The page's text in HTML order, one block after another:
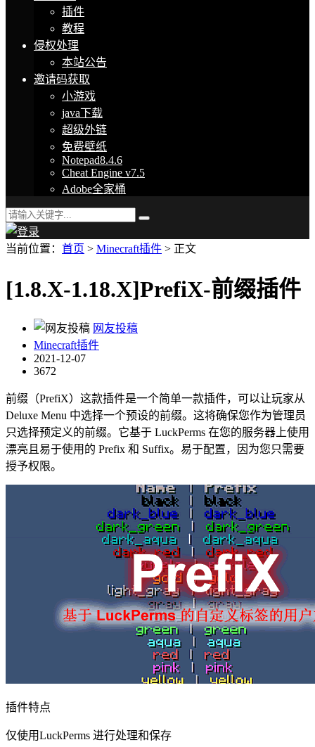
插件
教程
侵权处理
本站公告
邀请码获取
小游戏
java下载
超级外链
免费壁纸
Notepad8.4.6
Cheat Engine v7.5
Adobe全家桶
当前位置： 首页 > Minecraft插件 > 正文
[1.8.X-1.18.X]PrefiX-前缀插件
网友投稿
Minecraft插件
2021-12-07
3672
前缀（PrefiX）这款插件是一个简单一款插件，可以让玩家从
Deluxe Menu 中选择一个预设的前缀。这将确保您作为管理员
只选择预定义的前缀。它基于 LuckPerms 在您的服务器上使用
漂亮且易于使用的 Prefix 和 Suffix。易于配置，因为您只需要
授予权限。
插件特点
仅使用LuckPerms 进行处理和保存